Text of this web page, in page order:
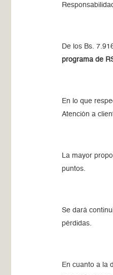
De los Bs.
programa de
En lo que
Atención a
La mayor
puntos.
Se dará
pérdidas.
En cuanto a la